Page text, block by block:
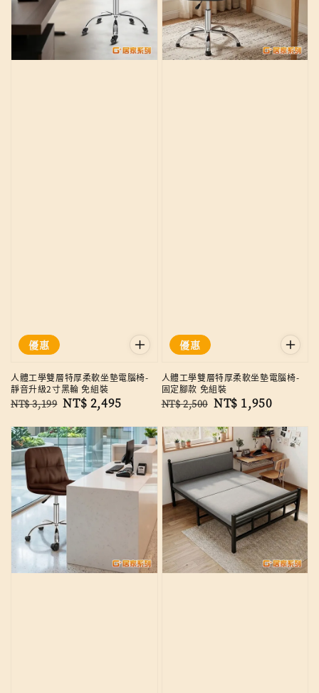
優惠
人體工學雙層特厚柔軟坐墊電腦椅-
靜音升級2寸黑輪 免組裝
Regular
NT$ 3,199 Sale
NT$ 2,495
優惠
人體工學雙層特厚柔軟坐墊電腦椅-
固定腳款 免組裝
Regular
NT$ 2,500 Sale
NT$ 1,950